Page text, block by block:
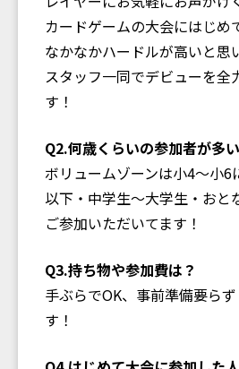
カードゲームの大会にはじめ
なかなかハードルが高いと思
スタッフ一同でデビューを全
す！
Q2.何歳くらいの参加者が多
ボリュームゾーンは小4〜小6
以下・中学生〜大学生・おと
ご参加いただいてます！
Q3.持ち物や参加費は？
手ぶらでOK、事前準備要ら
す！